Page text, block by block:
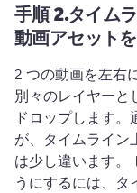
手順 2.タイム
動画アセット
2 つの動画を左右
別々のレイヤーと
ドロップします。
が、タイムライン
は少し違います。
うにするには、タ